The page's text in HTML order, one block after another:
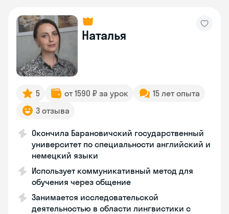
Наталья
5 от 1590 ₽ за урок
15 лет опыта
3 отзыва
Окончила Барановичский государственный
университет по специальности английский и
немецкий языки
Использует коммуникативный метод для
обучения через общение
Занимается исследовательской
деятельностью в области лингвистики с